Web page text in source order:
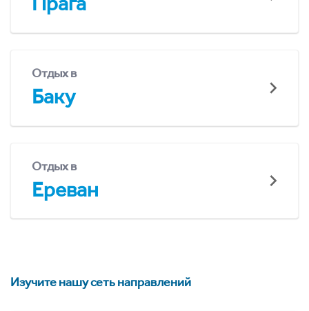
Отдых в
Баку
Отдых в
Ереван
Изучите нашу сеть направлений